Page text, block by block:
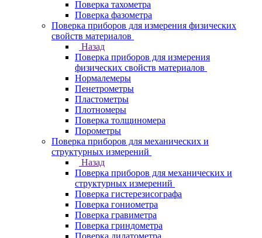
Поверка тахометра
Поверка фазометра
Поверка приборов для измерения физических
свойств материалов
Назад
Поверка приборов для измерения
физических свойств материалов
Нормалемеры
Пенетрометры
Пластометры
Плотномеры
Поверка толщиномера
Порометры
Поверка приборов для механических и
структурных измерений
Назад
Поверка приборов для механических и
структурных измерений
Поверка гистерезисографа
Поверка гониометра
Поверка гравиметра
Поверка гриндометра
Поверка дилатометра